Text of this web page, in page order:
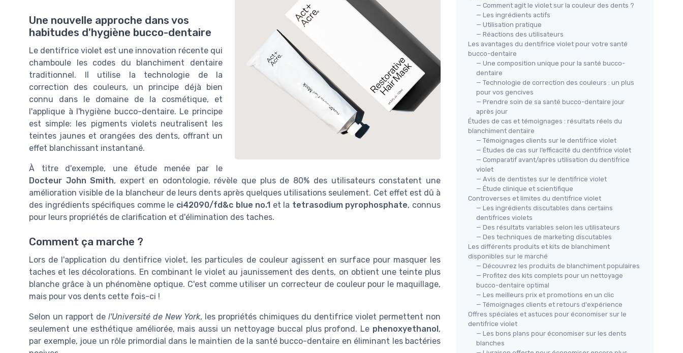
Une nouvelle approche dans vos
habitudes d'hygiène bucco-dentaire
Le dentifrice violet est une innovation récente qui
chamboule les codes du blanchiment dentaire
traditionnel. Il utilise la technologie de la
correction des couleurs, un principe déjà bien
connu dans le domaine de la cosmétique, et
l'applique à l'hygiène bucco-dentaire. Le principe
est simple: les pigments violets neutralisent les
teintes jaunes et orangées des dents, offrant un
effet blanchissant instantané.
À titre d'exemple, une étude menée par le
Docteur John Smith, expert en odontologie, révèle que plus de 80% des utilisateurs constatent une
amélioration visible de la blancheur de leurs dents après quelques utilisations seulement. Cet effet est dû à
des ingrédients spécifiques comme le ci42090/fd&c blue no.1 et la tetrasodium pyrophosphate, connus
pour leurs propriétés de clarification et d'élimination des taches.
Comment ça marche ?
Lors de l'application du dentifrice violet, les particules de couleur agissent en surface pour masquer les
taches et les décolorations. En combinant le violet au jaunissement des dents, on obtient une teinte plus
blanche grâce à un phénomène optique. C'est comme utiliser un correcteur de couleur pour le maquillage,
mais pour vos dents cette fois-ci !
Selon un rapport de l'Université de New York, les propriétés chimiques du dentifrice violet permettent non
seulement une esthétique améliorée, mais aussi un nettoyage buccal plus profond. Le phenoxyethanol ,
par exemple, joue un rôle primordial dans le maintien de la santé bucco-dentaire en éliminant les bactéries
— Comment agit le violet sur la couleur des dents ?
— Les ingrédients actifs
— Utilisation pratique
— Réactions des utilisateurs
Les avantages du dentifrice violet pour votre santé
bucco-dentaire
— Une composition unique pour la santé bucco-
dentaire
— Technologie de correction des couleurs : un plus
pour vos gencives
— Prendre soin de sa santé bucco-dentaire jour
après jour
Études de cas et témoignages : résultats réels du
blanchiment dentaire
— Témoignages clients sur le dentifrice violet
— Études de cas sur l’efficacité du dentifrice violet
— Comparatif avant/après utilisation du dentifrice
violet
— Avis de dentistes sur le dentifrice violet
— Étude clinique et scientifique
Controverses et limites du dentifrice violet
— Les ingrédients discutables dans certains
dentifrices violets
— Des résultats variables selon les utilisateurs
— Des techniques de marketing discutables
Les différents produits et kits de blanchiment
disponibles sur le marché
— Découvrez les produits de blanchiment populaires
— Profitez des kits complets pour un nettoyage
bucco-dentaire optimal
— Les meilleurs prix et promotions en un clic
— Témoignages clients et retours d'expérience
Offres spéciales et astuces pour économiser sur le
dentifrice violet
— Les bons plans pour économiser sur les dents
blanches